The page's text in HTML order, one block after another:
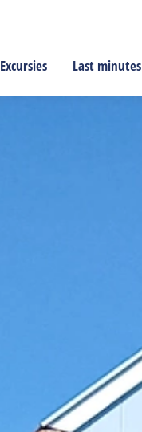
Excursies Last minutes